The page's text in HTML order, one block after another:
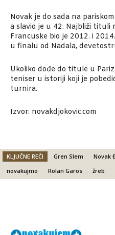
Novak je do sada na
a slavio je u 42. Najbliži
Francuske bio je 2012. i
u finalu od Nadala,
Ukoliko dođe do titule u
teniser u istoriji koji je
turnira.
Izvor: novakdjokovic.com
KLJUČNE REČI Gren Slem Novak
novakujmo
Rolan Garos žreb